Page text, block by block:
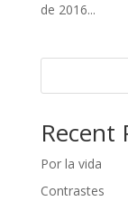
de 2016...
Recent
Por la vida
Contrastes